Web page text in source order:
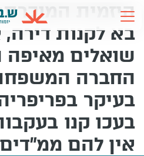
Skip
content
אודות ש.ברוך
תחומי פעילות
קשרי משקיעים
גם
היזמית
בא לקנות דירה,
שואלים
החברה
בעיקר
בעכו קנו
אין להם